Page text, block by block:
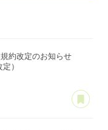
約改定のお知らせ
）